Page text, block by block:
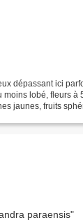
dépassant ici
lobé, fleurs à
jaunes, fruits